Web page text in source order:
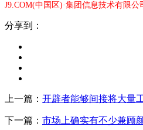
J9.COM(中国区)·集团信息技术有限公
分享到：
上一篇： 开辟者能够间接将大量
下一篇： 市场上确实有不少兼顾